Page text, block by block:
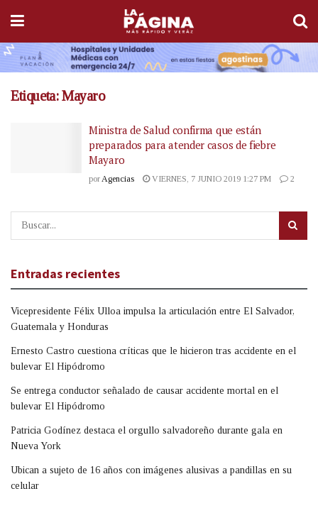
Etiqueta:Mayaro
Ministra de Salud confirma que están
preparados para atender casos de fiebre
Mayaro
por Agencias VIERNES, 7 JUNIO 2019 1:27 PM 2
Entradas recientes
Vicepresidente Félix Ulloa impulsa la articulación entre El Salvador,
Guatemala y Honduras
Ernesto Castro cuestiona críticas que le hicieron tras accidente en el
bulevar El Hipódromo
Se entrega conductor señalado de causar accidente mortal en el
bulevar El Hipódromo
Patricia Godínez destaca el orgullo salvadoreño durante gala en
Nueva York
Ubican a sujeto de 16 años con imágenes alusivas a pandillas en su
celular